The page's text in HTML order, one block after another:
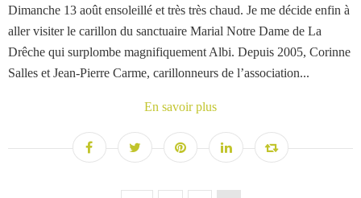
Dimanche 13 août ensoleillé et très très chaud. Je me décide enfin à
aller visiter le carillon du sanctuaire Marial Notre Dame de La
Drêche qui surplombe magnifiquement Albi. Depuis 2005, Corinne
Salles et Jean-Pierre Carme, carillonneurs de l’association...
En savoir plus